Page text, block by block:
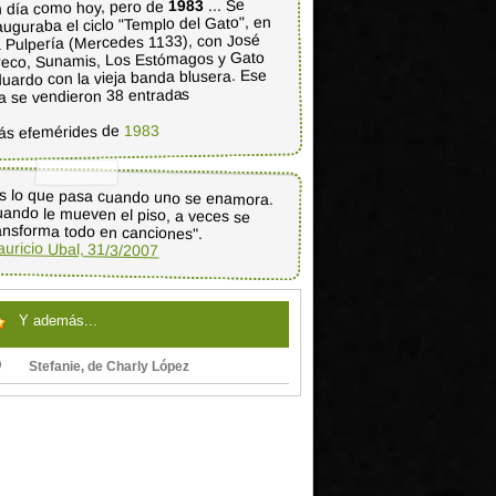
día como hoy, pero de1983 ... Se
el ciclo "Templo del Gato", en
Pulpería (Mercedes 1133), con José
Sunamis, Los Estómagos y Gato
con la vieja banda blusera. Ese
se vendieron 38 entradas
efemérides de 1983
lo que pasa cuando uno se enamora.
le mueven el piso, a veces se
todo en canciones".
Ubal, 31/3/2007
Y además...
Stefanie, de Charly López